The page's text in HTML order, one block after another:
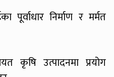
पूर्वाधार निर्माण र मर्मत
कृषि उत्पादनमा प्रयोग